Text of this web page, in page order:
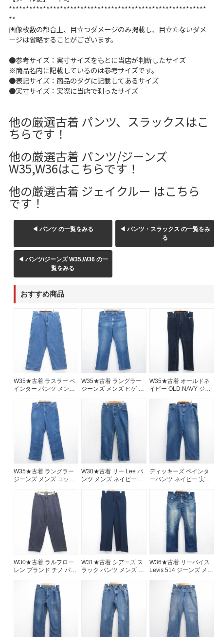
**********************************************************
**
画像枚数の都合上、目立つダメージのみ掲載し、目立たないダメ
ージは省略することがございます。
●参考サイズ：実寸サイズをもとに当店が判断したサイズ
※商品名内に記載しているのは参考サイズです。
●表記サイズ：商品のタグに記載してあるサイズ
●実寸サイズ：実際に当店で測ったサイズ
他の厳選古着 パンツ、スラックスはこ
ちらです！
他の厳選古着 パンツ/ジーンズ
W35,W36はこちらです！
他の厳選古着 ジェイクルー はこちら
です！
◀ パンツ の一覧をみる
◀ パンツ・スラックス の一覧をみ
る
◀ パンツ/ジーンズ W35,W36 の一
覧をみる
おすすめ商品
W35★古着 ラスラー ペ
インター パンツ メンズ
ム 26aug07
W35★古着 ラングラー
ジーンズ メンズ ヒゲ コ
26aug07
W35★古着 オールドネ
イビー OLD NAVY ジー
イビー デニム 26aug07
W35★古着 ラングラー
ジーンズ メンズ コット
26aug07
W30★古着 リー Lee パ
ンツ メンズ ネイビー デ
ディッキーズ ペインタ
ーパンツ ネイビー 実寸
W30★古着 ラルフロー
レン ブランド チノ パン
代 90s コットン ネイビ
ー 26aug07
W31★古着 シアーズ ス
ラック パンツ メンズ 80
26aug07
W36★古着 リーバイス
Levis 514 ジーンズ メン
26aug07